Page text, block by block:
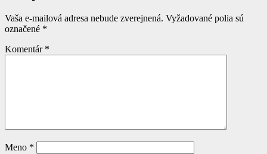
Vaša e-mailová adresa nebude zverejnená. Vyžadované polia sú
označené *
Komentár *
Meno *